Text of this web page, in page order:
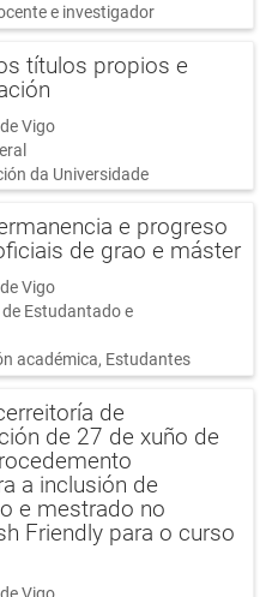
e investigador
títulos propios e
Vigo
da Universidade
e progreso
de grao e máster
Vigo
Estudantado e
académica, Estudantes
de
de 27 de xuño de
a inclusión de
e mestrado no
Friendly para o curso
Vigo